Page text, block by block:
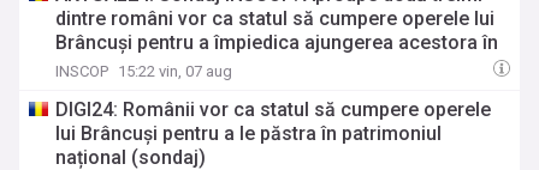
dintre români vor ca statul să cumpere operele lui
Brâncuşi pentru a împiedica ajungerea acestora în
alte ţări sau în colecţii private
INSCOP 15:22 vin, 07 aug
DIGI24: Românii vor ca statul să cumpere operele
lui Brâncuși pentru a le păstra în patrimoniul
național (sondaj)